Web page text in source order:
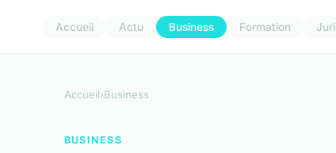
Accueil Actu Business Formation
Accueil›Business
BUSINESS